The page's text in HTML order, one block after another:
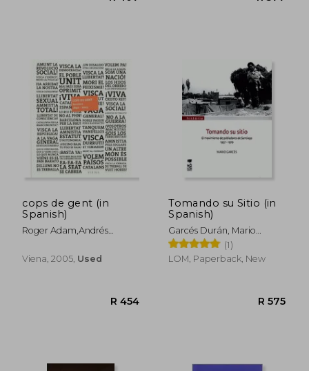
cops de gent (in
Spanish)
Roger Adam,andrés
Viena, 2005, Used
Tomando su Sitio (in
Spanish)
Garcés Durán, Mario
Fernando
(1)
LOM, Paperback, New